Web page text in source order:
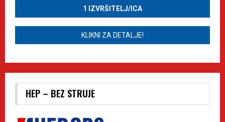
1 IZVRŠITELJ/ICA
KLIKNI ZA DETALJE!
HEP – BEZ STRUJE